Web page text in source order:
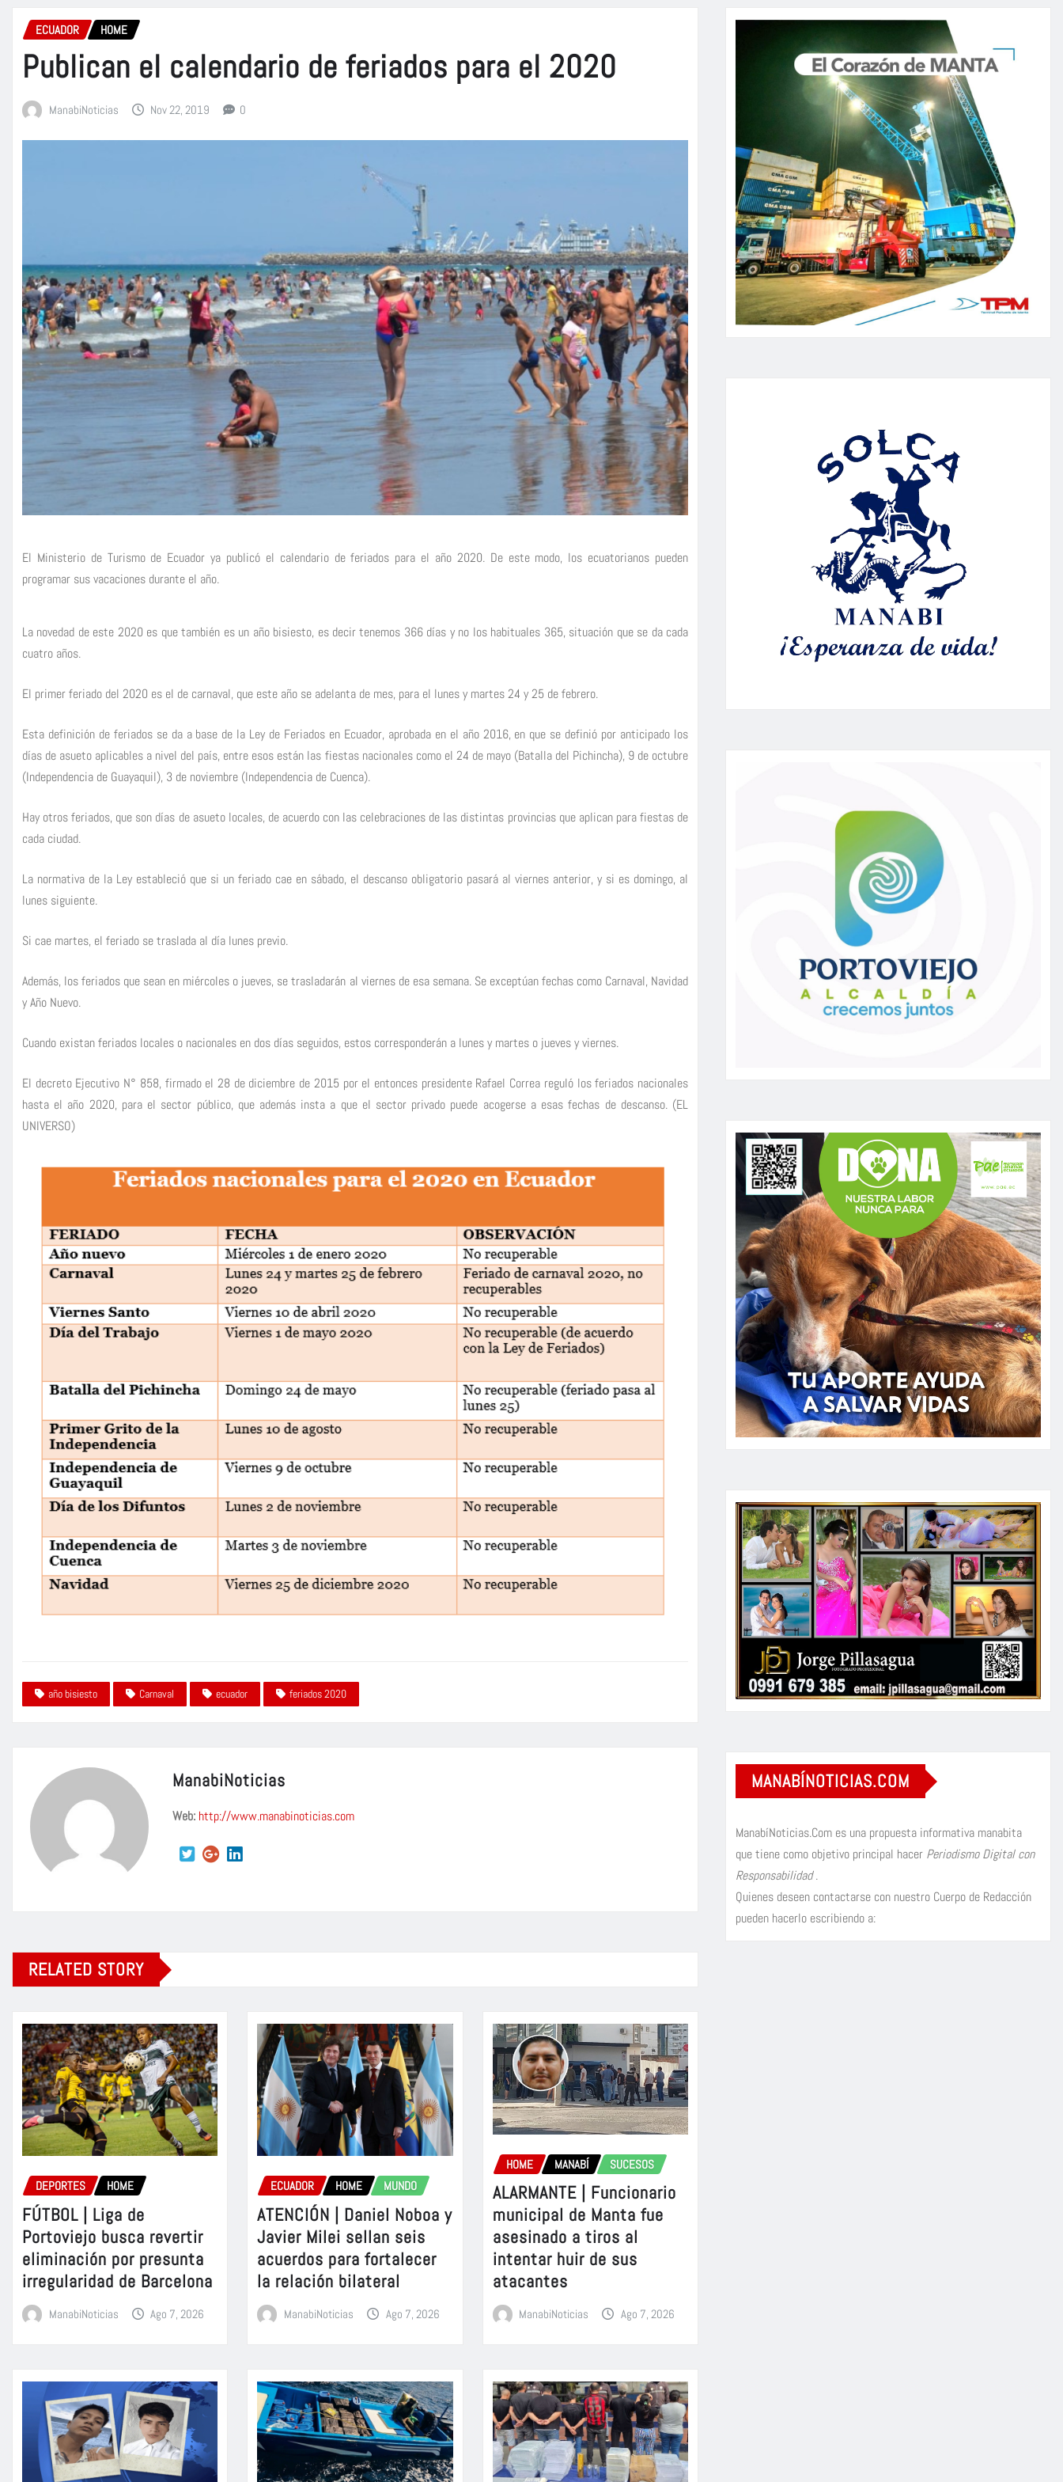
ECUADOR HOME
Publican el calendario de feriados para el 2020
ManabiNoticias Nov 22, 2019 0
El Ministerio de Turismo de Ecuador ya publicó el calendario de feriados para el año 2020. De este modo, los ecuatorianos pueden
programar sus vacaciones durante el año.
La novedad de este 2020 es que también es un año bisiesto, es decir tenemos 366 días y no los habituales 365, situación que se da cada
cuatro años.
El primer feriado del 2020 es el de carnaval, que este año se adelanta de mes, para el lunes y martes 24 y 25 de febrero.
Esta definición de feriados se da a base de la Ley de Feriados en Ecuador, aprobada en el año 2016, en que se definió por anticipado los
días de asueto aplicables a nivel del país, entre esos están las fiestas nacionales como el 24 de mayo (Batalla del Pichincha), 9 de octubre
(Independencia de Guayaquil), 3 de noviembre (Independencia de Cuenca).
Hay otros feriados, que son días de asueto locales, de acuerdo con las celebraciones de las distintas provincias que aplican para fiestas de
cada ciudad.
La normativa de la Ley estableció que si un feriado cae en sábado, el descanso obligatorio pasará al viernes anterior, y si es domingo, al
lunes siguiente.
Si cae martes, el feriado se traslada al día lunes previo.
Además, los feriados que sean en miércoles o jueves, se trasladarán al viernes de esa semana. Se exceptúan fechas como Carnaval, Navidad
y Año Nuevo.
Cuando existan feriados locales o nacionales en dos días seguidos, estos corresponderán a lunes y martes o jueves y viernes.
El decreto Ejecutivo N° 858, firmado el 28 de diciembre de 2015 por el entonces presidente Rafael Correa reguló los feriados nacionales
hasta el año 2020, para el sector público, que además insta a que el sector privado puede acogerse a esas fechas de descanso. (EL
UNIVERSO)
año bisiesto Carnaval ecuador feriados 2020
ManabiNoticias
Web: http://www.manabinoticias.com
RELATED STORY
DEPORTES HOME
FÚTBOL | Liga de
Portoviejo busca revertir
eliminación por presunta
irregularidad de Barcelona
ManabiNoticias Ago 7, 2026
ECUADOR HOME MUNDO
ATENCIÓN | Daniel Noboa y
Javier Milei sellan seis
acuerdos para fortalecer
la relación bilateral
ManabiNoticias Ago 7, 2026
HOME MANABÍ SUCESOS
ALARMANTE | Funcionario
municipal de Manta fue
asesinado a tiros al
intentar huir de sus
atacantes
ManabiNoticias Ago 7, 2026
MANABÍNOTICIAS.COM
ManabíNoticias.Com es una propuesta informativa manabita
que tiene como objetivo principal hacer Periodismo Digital con
Responsabilidad.
Quienes deseen contactarse con nuestro Cuerpo de Redacción
pueden hacerlo escribiendo a: